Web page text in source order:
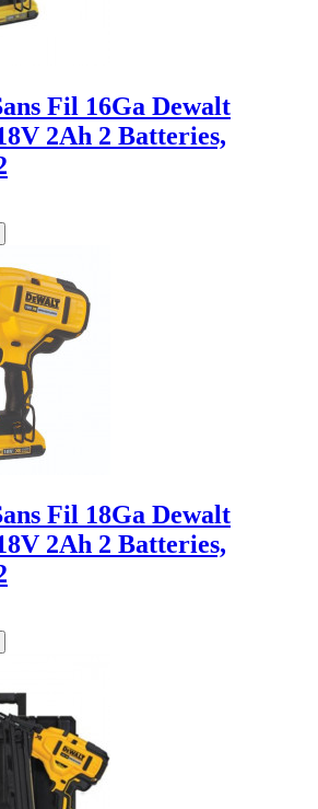
Fil 16Ga Dewalt
2Ah 2 Batteries,
Fil 18Ga Dewalt
2Ah 2 Batteries,